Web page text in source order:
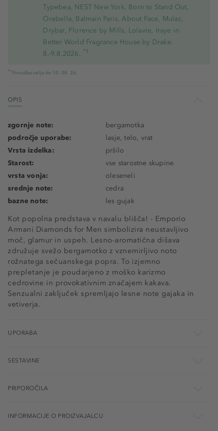
Typebea, NEST New York, Born to Stand Out,
Orebella, Balmain Paris, About Face, Mulac,
Drybar, Florence by Mills, Lolavie, Iraye in
Better World Fragrance House by Drake.
8.-9.8.2026. *1
*1 Ponudba velja do 10. 08. 26.
OPIS
Kot popolna predstava v navalu blišča! - Emporio
Armani Diamonds for Men simbolizira neustavljivo
moč, glamur in uspeh. Lesno-aromatična dišava
združuje svežo bergamotko z vznemirljivo noto
rožnatega sečuanskega popra. To izjemno
prepletanje je poudarjeno z moško karizmo
cedrovine in provokativnim značajem kakava.
Senzualni zaključek spremljajo lesne note gajaka in
vetiverja.
zgornje note:
bergamotka
področje uporabe:
lasje, telo, vrat
Vrsta izdelka:
pršilo
Starost:
vse starostne skupine
vrsta vonja:
oleseneli
srednje note:
cedra
bazne note:
les gujak
UPORABA
SESTAVINE
PRIPOROČILA
INFORMACIJE O PROIZVAJALCU